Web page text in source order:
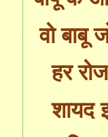
वो बाबू
हर
शायद